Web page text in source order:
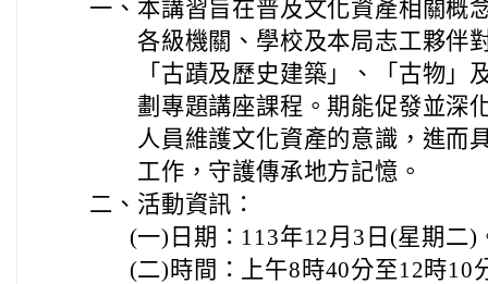
一、 本講習旨在普及文化資產相關概
各級機關、學校及本局志工夥伴
「古蹟及歷史建築」、「古物」
劃專題講座課程。期能促發並深
人員維護文化資產的意識，進而
工作，守護傳承地方記憶。
二、 活動資訊：
(一) 日期：113年12月3日(星期二)
(二) 時間：上午8時40分至12時10